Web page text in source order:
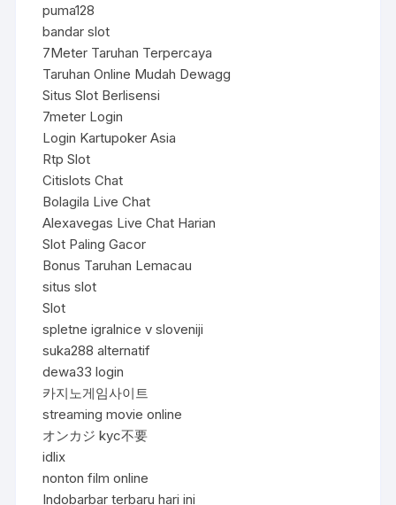
puma128
bandar slot
7Meter Taruhan Terpercaya
Taruhan Online Mudah Dewagg
Situs Slot Berlisensi
7meter Login
Login Kartupoker Asia
Rtp Slot
Citislots Chat
Bolagila Live Chat
Alexavegas Live Chat Harian
Slot Paling Gacor
Bonus Taruhan Lemacau
situs slot
Slot
spletne igralnice v sloveniji
suka288 alternatif
dewa33 login
카지노게임사이트
streaming movie online
オンカジ kyc不要
idlix
nonton film online
Indobarbar terbaru hari ini